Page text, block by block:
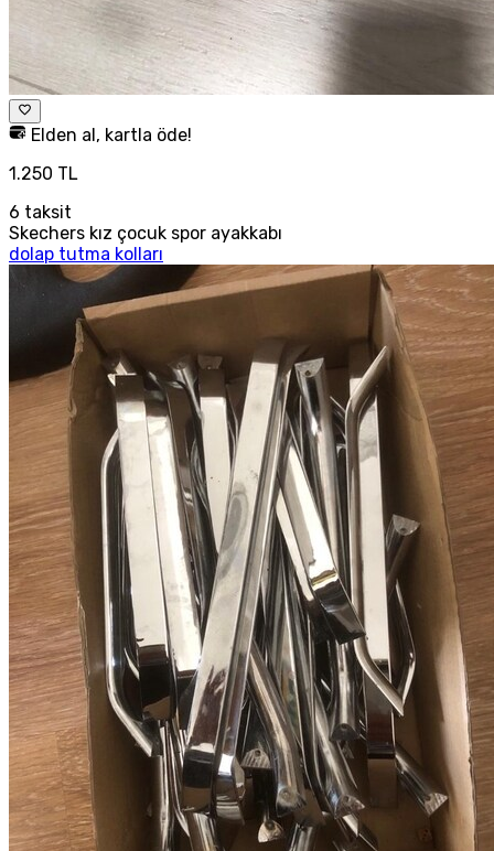
Elden al, kartla öde!
1.250 TL
6 taksit
Skechers kız çocuk spor ayakkabı
dolap tutma kolları